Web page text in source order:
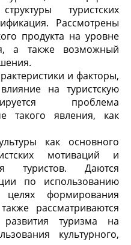
туристских
Рассмотрены
продукта на уровне
а также возможный
и факторы,
на туристскую
проблема
такого явления, как
как основного
мотиваций и
туристов. Даются
по использованию
формирования
рассматриваются
развития туризма на
культурного,